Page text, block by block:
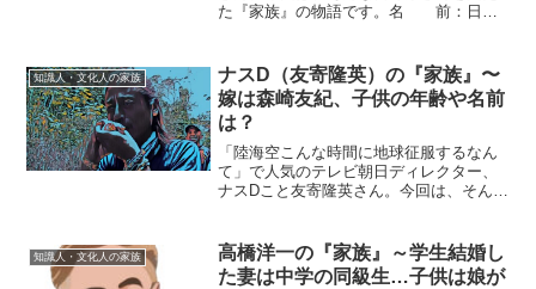
た『家族』の物語です。名 前：日野
日：2017年〈平成29年〉7月18日出身
地 ：山口県...
知識人・文化人の家族
ナスD（友寄隆英）の『家族』〜
嫁は森崎友紀、子供の年齢や名前
は？
「陸海空こんな時間に地球征服するなん
て」で人気のテレビ朝日ディレクター、
ナスDこと友寄隆英さん。今回は、そんな
スDは、兵庫県の出身なので、実家は兵庫
県にあるのでしょう...
知識人・文化人の家族
高橋洋一の『家族』～学生結婚し
た妻は中学の同級生…子供は娘が